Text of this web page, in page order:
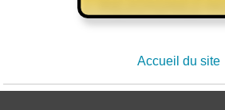
Accueil du site